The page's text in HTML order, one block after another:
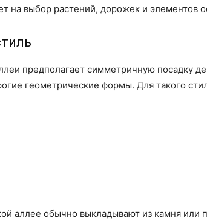
на выбор растений, дорожек и элементов
предполагает симметричную посадку
геометрические формы. Для такого
аллее обычно выкладывают из камня или